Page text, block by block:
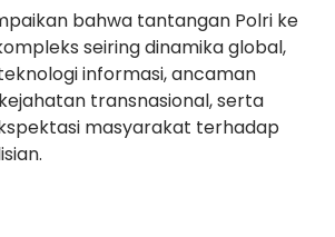
bahwa tantangan Polri ke
seiring dinamika global,
informasi, ancaman
transnasional, serta
masyarakat terhadap